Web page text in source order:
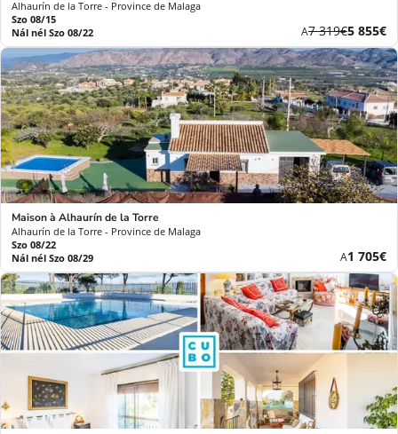
Alhaurín de la Torre - Province de Malaga
Szo 08/15
Nál nél Szo 08/22
AKorábbi
díj
7 319€Új
ár
5 855€
Maison à Alhaurín de la Torre
Alhaurín de la Torre - Province de Malaga
Szo 08/22
Nál nél Szo 08/29
AÚj
ár
1 705€